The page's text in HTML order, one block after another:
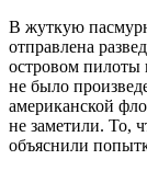
В жуткую
отправлена
островом
не было
американской
не заметили. То,
объяснили